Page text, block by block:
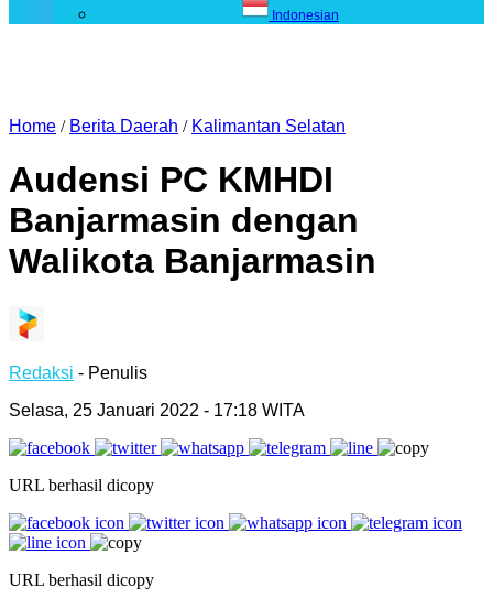
Indonesian
Home / Berita Daerah / Kalimantan Selatan
Audensi PC KMHDI
Banjarmasin dengan
Walikota Banjarmasin
Redaksi - Penulis
Selasa, 25 Januari 2022 - 17:18 WITA
URL berhasil dicopy
URL berhasil dicopy